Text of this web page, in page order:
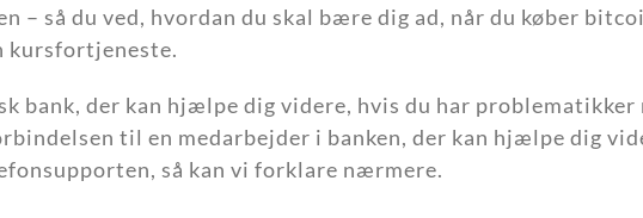
– så du ved, hvordan du skal bære dig ad, når du køber
kursfortjeneste.
bank, der kan hjælpe dig videre, hvis du har
til en medarbejder i banken, der kan hjælpe dig
så kan vi forklare nærmere.